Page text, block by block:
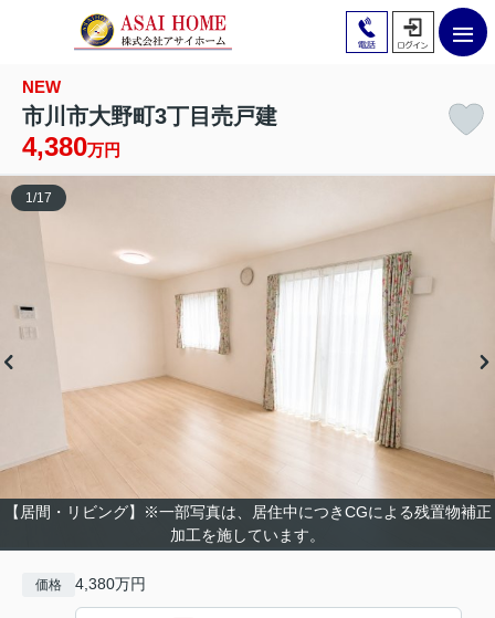
NEW
市川市大野町3丁目売戸建
4,380万円
【居間・リビング】※一部写真は、居住中につきCGによる残置物補正
加工を施しています。
1/17
価格 4,380万円